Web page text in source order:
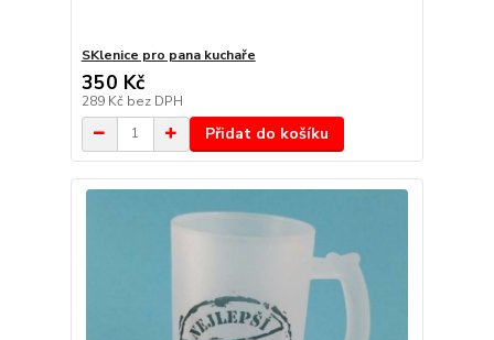
SKlenice pro pana kuchaře
350 Kč
289 Kč bez DPH
Přidat do košíku